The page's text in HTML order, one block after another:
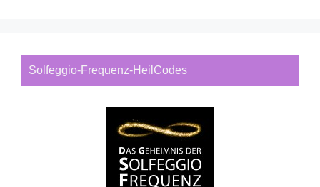
Solfeggio-Frequenz-HeilCodes